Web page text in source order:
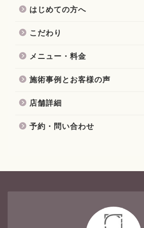
はじめての方へ
こだわり
メニュー・料金
施術事例とお客様の声
店舗詳細
予約・問い合わせ